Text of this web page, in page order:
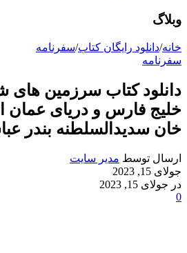
وبلاگ
خانه/دانلود رایگان کتاب/سفرنامه
سفرنامه
دانلود کتاب سرزمین های
خلیج فارس و دریای عمان
خان سدیدالسلطنه بندر
ارسال توسط مدیر سایت
جولای 15, 2023
در جولای 15, 2023
0